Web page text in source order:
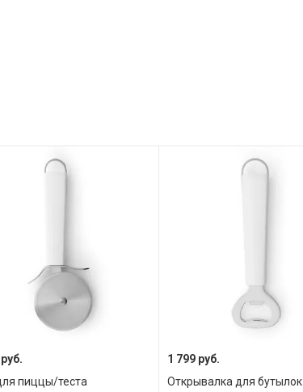
пиццы/теста
1 799 руб.
Открывалка для бутылок